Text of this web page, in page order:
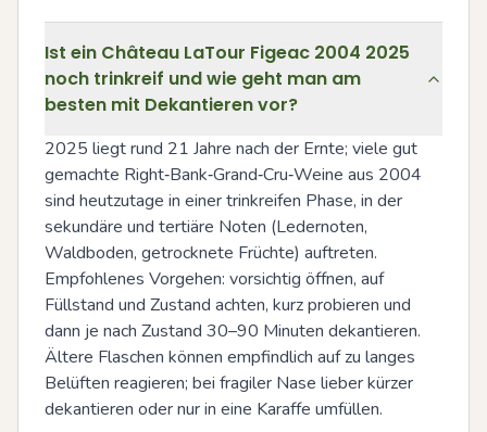
Ist ein Château LaTour Figeac 2004 2025
noch trinkreif und wie geht man am
besten mit Dekantieren vor?
2025 liegt rund 21 Jahre nach der Ernte; viele gut
gemachte Right‑Bank‑Grand‑Cru‑Weine aus 2004
sind heutzutage in einer trinkreifen Phase, in der
sekundäre und tertiäre Noten (Ledernoten,
Waldboden, getrocknete Früchte) auftreten.
Empfohlenes Vorgehen: vorsichtig öffnen, auf
Füllstand und Zustand achten, kurz probieren und
dann je nach Zustand 30–90 Minuten dekantieren.
Ältere Flaschen können empfindlich auf zu langes
Belüften reagieren; bei fragiler Nase lieber kürzer
dekantieren oder nur in eine Karaffe umfüllen.